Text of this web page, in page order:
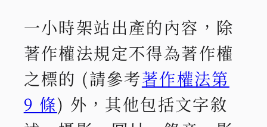
一小時架站出產的內容，除
著作權法規定不得為著作權
之標的 (請參考著作權法第
9 條) 外，其他包括文字敘